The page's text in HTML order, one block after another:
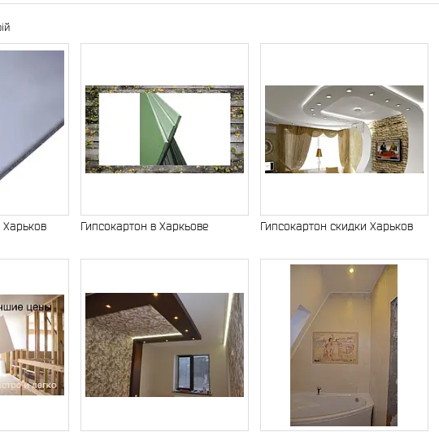
Харьков Гипсокартон в Харкьове Гипсокартон скидки Харьков